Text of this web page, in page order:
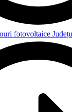
fotovoltaice